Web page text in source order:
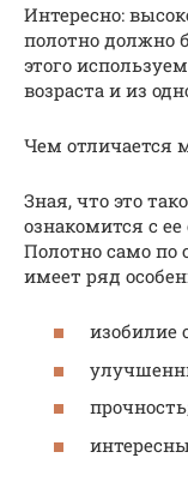
Интересно:
полотно должно
этого
возраста и из
Чем отличается
Зная, что это
ознакомится с
Полотно само по
имеет ряд
изобилие